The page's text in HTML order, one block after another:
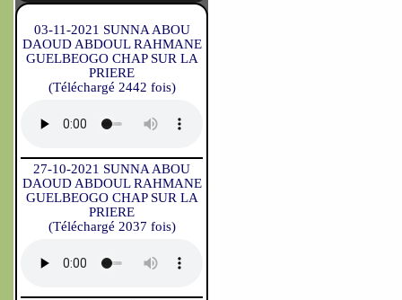
03-11-2021 SUNNA ABOU
DAOUD ABDOUL RAHMANE
GUELBEOGO CHAP SUR LA
PRIERE
(Téléchargé 2442 fois)
27-10-2021 SUNNA ABOU
DAOUD ABDOUL RAHMANE
GUELBEOGO CHAP SUR LA
PRIERE
(Téléchargé 2037 fois)